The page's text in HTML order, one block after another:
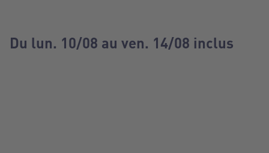
Du lun. 10/08 au ven. 14/08 inclus